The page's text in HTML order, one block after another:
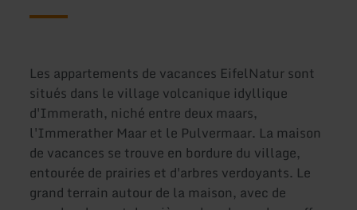
Les appartements de vacances EifelNatur sont
situés dans le village volcanique idyllique
d'Immerath, niché entre deux maars,
l'Immerather Maar et le Pulvermaar. La maison
de vacances se trouve en bordure du village,
entourée de prairies et d'arbres verdoyants. Le
grand terrain autour de la maison, avec de